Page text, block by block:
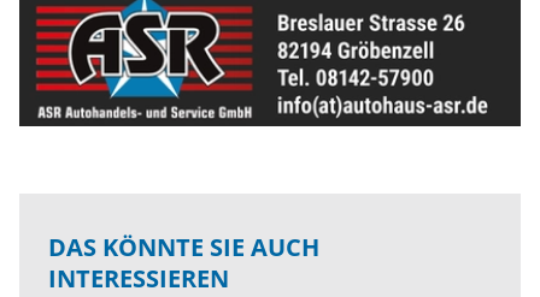
DAS KÖNNTE SIE AUCH
INTERESSIEREN